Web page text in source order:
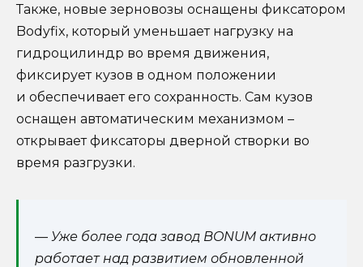
Также, новые зерновозы оснащены фиксатором
Bodyfix, который уменьшает нагрузку на
гидроцилиндр во время движения,
фиксирует кузов в одном положении
и обеспечивает его сохранность. Сам кузов
оснащен автоматическим механизмом –
открывает фиксаторы дверной створки во
время разгрузки.
— Уже более года завод BONUM активно
работает над развитием обновленной